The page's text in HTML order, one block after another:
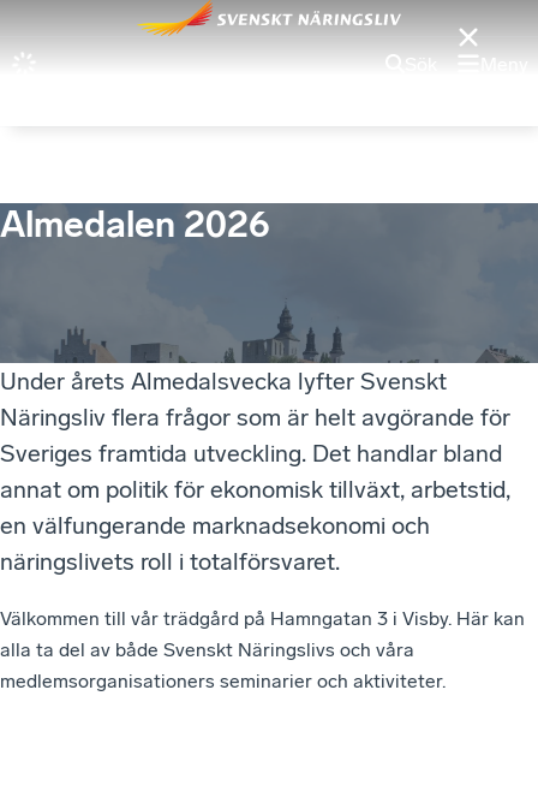
Sök Meny
Almedalen 2026
Under årets Almedalsvecka lyfter Svenskt
Näringsliv flera frågor som är helt avgörande för
Sveriges framtida utveckling. Det handlar bland
annat om politik för ekonomisk tillväxt, arbetstid,
en välfungerande marknadsekonomi och
näringslivets roll i totalförsvaret.
Välkommen till vår trädgård på Hamngatan 3 i Visby. Här kan
alla ta del av både Svenskt Näringslivs och våra
medlemsorganisationers seminarier och aktiviteter.